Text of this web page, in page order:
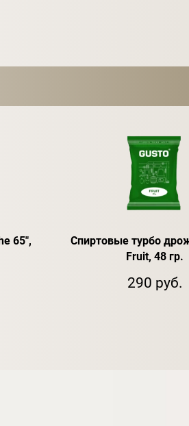
65",
Спиртовые турбо
Fruit, 48 гр.
290 руб.